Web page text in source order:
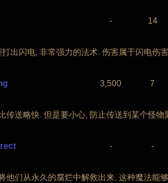
- 14
出闪电, 非常强力的法术. 伤害属于闪电伤
3,500 7
传送略快. 但是要小心, 防止传送到某个怪物
- -
他们从永久的腐烂中解救出来. 这种魔法能